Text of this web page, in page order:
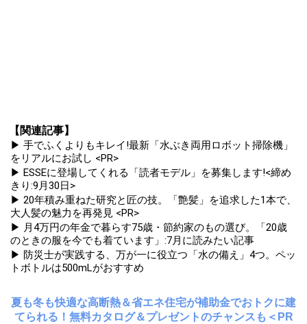
【関連記事】
▶ 手でふくよりもキレイ!最新「水ぶき両用ロボット掃除機」
をリアルにお試し <PR>
▶ ESSEに登場してくれる「読者モデル」を募集します!<締め
きり:9月30日>
▶ 20年積み重ねた研究と匠の技。「艶髪」を追求した1本で、
大人髪の魅力を再発見 <PR>
▶ 月4万円の年金で暮らす75歳・節約家のもの選び。「20歳
のときの服を今でも着ています」:7月に読みたい記事
▶ 防災士が実践する、万が一に役立つ「水の備え」4つ。ペッ
トボトルは500mLがおすすめ
夏も冬も快適な高断熱＆省エネ住宅が補助金でおトクに建
てられる！無料カタログ＆プレゼントのチャンスも＜PR